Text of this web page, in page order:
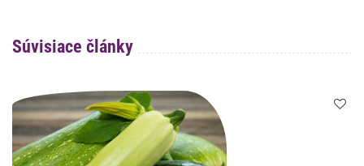
Súvisiace články